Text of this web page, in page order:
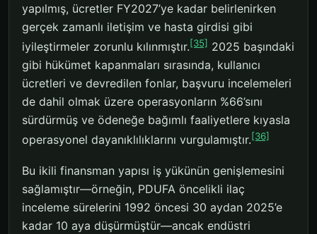
yapılmış, ücretler FY2027’ye kadar belirlenirken
gerçek zamanlı iletişim ve hasta girdisi gibi
iyileştirmeler zorunlu kılınmıştır.[35] 2025 başındaki
gibi hükümet kapanmaları sırasında, kullanıcı
ücretleri ve devredilen fonlar, başvuru incelemeleri
de dahil olmak üzere operasyonların %66’sını
sürdürmüş ve ödeneğe bağımlı faaliyetlere kıyasla
operasyonel dayanıklılıklarını vurgulamıştır.[36]
Bu ikili finansman yapısı iş yükünün genişlemesini
sağlamıştır—örneğin, PDUFA öncelikli ilaç
inceleme sürelerini 1992 öncesi 30 aydan 2025’e
kadar 10 aya düşürmüştür—ancak endüstri